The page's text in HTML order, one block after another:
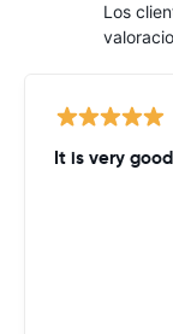
Los
It is very